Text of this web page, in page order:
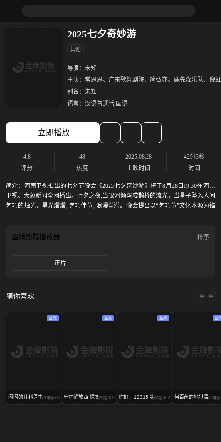
2025七夕奇妙游
其他
导演： 未知
主演： 常思思、广东歌舞剧院、简弘亦、鹿先森乐队、倪
别名： 未知
语言： 汉语普通话,国语
立即播放
4.8
评分
48
热度
2025.08.28
上映时间
42分3秒
时间
简介： 河南卫视推出的七夕节晚会《2025七夕奇妙游》将于8月28日19:30在河南
卫视、大象新闻全网播出。七夕之夜,当银河倾泻成鹊桥的流光，当星子坠入人间
乞巧的烛光，星光熠熠, 乞巧佳节, 浪漫满溢。晚会提出以“乞巧节”文化本源为锚
金牌影院播放器 排序
正片
猜你喜欢 换一换
蓝光
闪闪的儿科医生 第四季
(09期)6.0
蓝光
守护解放西·探案季
(09期)8.0
蓝光
你好，12315 第二季
(08期)6.2
蓝
何百芮的地狱毒白 第
(10期)